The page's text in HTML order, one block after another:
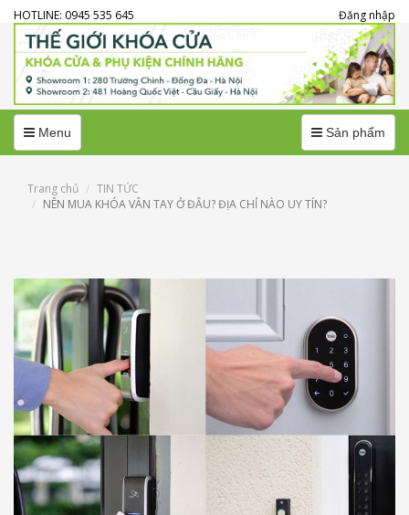
HOTLINE: 0945 535 645 Đăng nhập
MenuMenu MenuSản phẩm
Trang chủ
TIN TỨC
NÊN MUA KHÓA VÂN TAY Ở ĐÂU? ĐỊA CHỈ NÀO UY TÍN?